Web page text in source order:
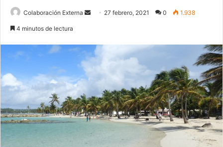
Colaboración Externa
Send 27 febrero, 2021 0 1.938
4 minutos de lectura